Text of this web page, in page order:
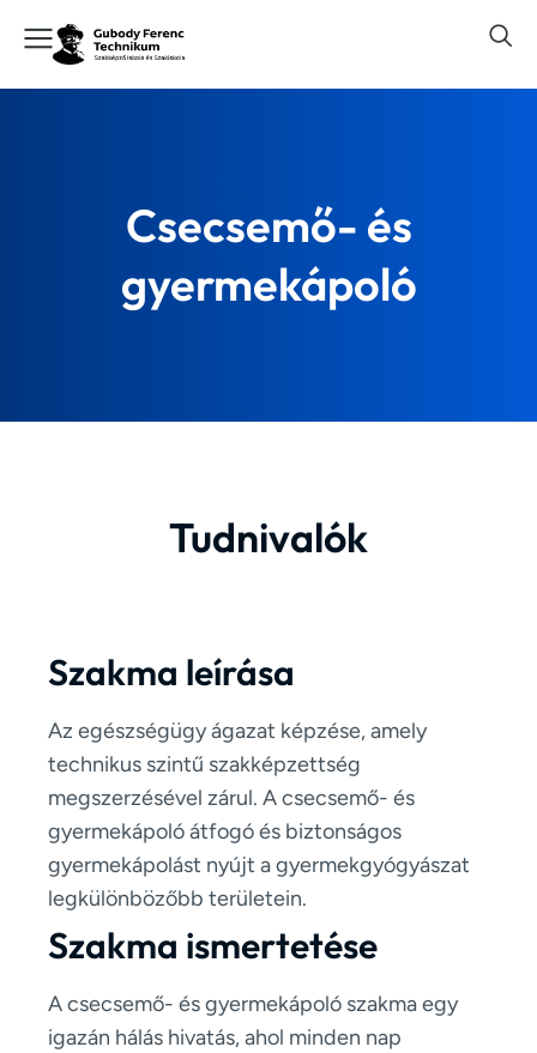
Csecsemő- és
gyermekápoló
Tudnivalók
Szakma leírása
Az egészségügy ágazat képzése, amely
technikus szintű szakképzettség
megszerzésével zárul. A csecsemő- és
gyermekápoló átfogó és biztonságos
gyermekápolást nyújt a gyermekgyógyászat
legkülönbözőbb területein.
Szakma ismertetése
A csecsemő- és gyermekápoló szakma egy
igazán hálás hivatás, ahol minden nap